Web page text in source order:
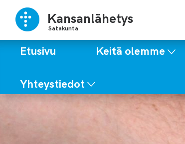
Kansanlähetys
Satakunta
Etusivu Keitä olemme
Yhteystiedot